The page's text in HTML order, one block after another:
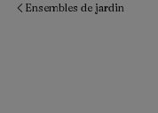
Ensembles de jardin